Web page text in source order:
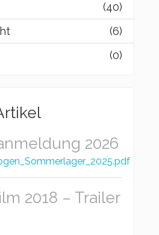
(40)
(6)
(0)
2026
2018 – Trailer